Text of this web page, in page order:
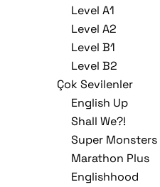
Level A1
Level A2
Level B1
Level B2
Çok Sevilenler
English Up
Shall We?!
Super Monsters
Marathon Plus
Englishhood